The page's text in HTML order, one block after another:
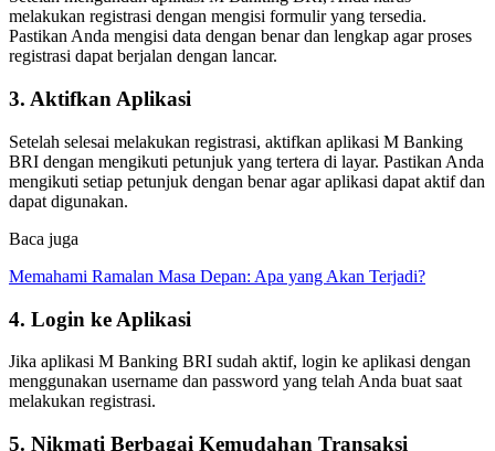
melakukan registrasi dengan mengisi formulir yang tersedia.
Pastikan Anda mengisi data dengan benar dan lengkap agar proses
registrasi dapat berjalan dengan lancar.
3. Aktifkan Aplikasi
Setelah selesai melakukan registrasi, aktifkan aplikasi M Banking
BRI dengan mengikuti petunjuk yang tertera di layar. Pastikan Anda
mengikuti setiap petunjuk dengan benar agar aplikasi dapat aktif dan
dapat digunakan.
Baca juga
Memahami Ramalan Masa Depan: Apa yang Akan Terjadi?
4. Login ke Aplikasi
Jika aplikasi M Banking BRI sudah aktif, login ke aplikasi dengan
menggunakan username dan password yang telah Anda buat saat
melakukan registrasi.
5. Nikmati Berbagai Kemudahan Transaksi